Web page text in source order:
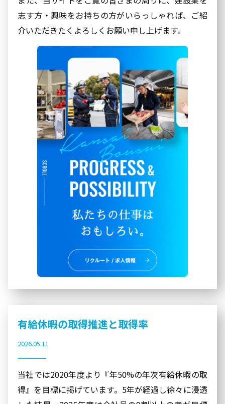
志す方・興味をお持ちの方がいらっしゃれば、ご紹
介いただきたくよろしくお願い申し上げます。
有給休暇の取得推進と取得率
2026.05.11
当社では2020年度より『年50%の年次有給休暇の取
得』を目標に掲げています。5年が経過し徐々に浸透